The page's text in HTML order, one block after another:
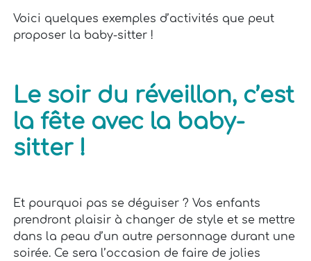
Voici quelques exemples d’activités que peut
proposer la baby-sitter !
Le soir du réveillon, c’est
la fête avec la baby-
sitter !
Et pourquoi pas se déguiser ? Vos enfants
prendront plaisir à changer de style et se mettre
dans la peau d’un autre personnage durant une
soirée. Ce sera l’occasion de faire de jolies